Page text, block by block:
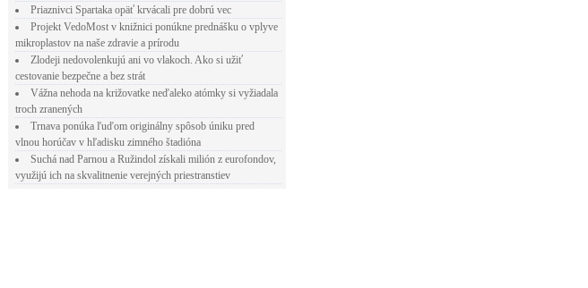
Priaznivci Spartaka opäť krvácali pre dobrú vec
Projekt VedoMost v knižnici ponúkne prednášku o vplyve
mikroplastov na naše zdravie a prírodu
Zlodeji nedovolenkujú ani vo vlakoch. Ako si užiť
cestovanie bezpečne a bez strát
Vážna nehoda na križovatke neďaleko atómky si vyžiadala
troch zranených
Trnava ponúka ľuďom originálny spôsob úniku pred
vlnou horúčav v hľadisku zimného štadióna
Suchá nad Parnou a Ružindol získali milión z eurofondov,
využijú ich na skvalitnenie verejných priestranstiev